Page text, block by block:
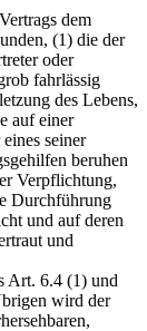
dem
(1) die der
oder
fahrlässig
des Lebens,
auf einer
seiner
beruhen
Verpflichtung,
Durchführung
und auf deren
und
Art. 6.4 (1) und
wird der